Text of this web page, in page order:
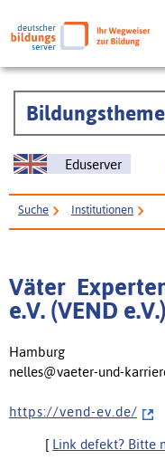
Eduserver
Suche Institutionen
Väter 
e.V. (VEND e.V.)
Hamburg
nelles@vaeter-und-
h t t p s : / / v e n d - e v . d e /
[ Link defekt? Bitte